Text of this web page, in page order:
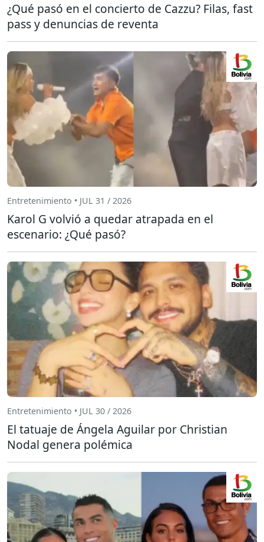
¿Qué pasó en el concierto de Cazzu? Filas, fast
pass y denuncias de reventa
Entretenimiento • JUL 31 / 2026
Karol G volvió a quedar atrapada en el
escenario: ¿Qué pasó?
Entretenimiento • JUL 30 / 2026
El tatuaje de Ángela Aguilar por Christian
Nodal genera polémica